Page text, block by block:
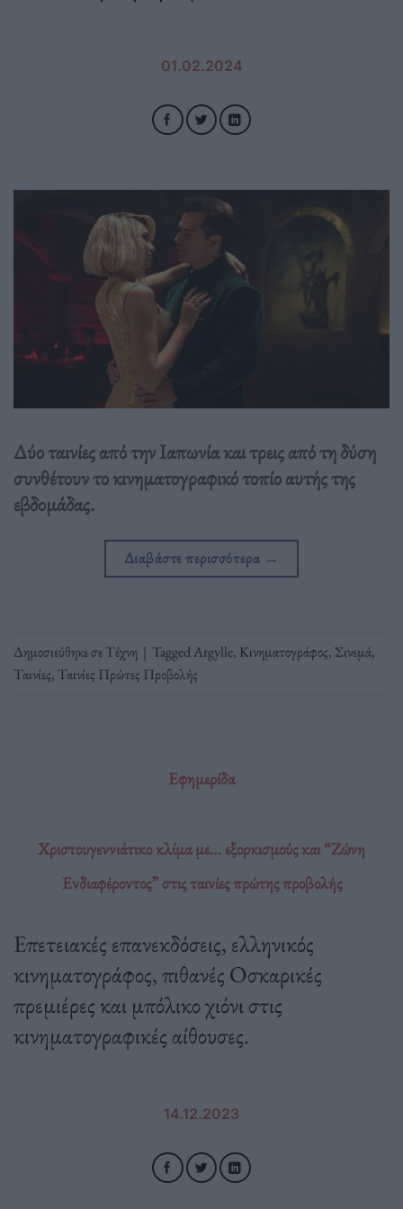
01.02.2024
Δύο ταινίες από την Ιαπωνία και τρεις από τη δύση
συνθέτουν το κινηματογραφικό τοπίο αυτής της
εβδομάδας.
Διαβάστε περισσότερα →
Δημοσιεύθηκε σεΤέχνη | TaggedArgylle, Κινηματογράφος, Σινεμά,
Ταινίες, Ταινίες Πρώτες Προβολής
Εφημερίδα
Χριστουγεννιάτικο κλίμα με… εξορκισμούς και “Ζώνη
Ενδιαφέροντος” στις ταινίες πρώτης προβολής
Επετειακές επανεκδόσεις, ελληνικός
κινηματογράφος, πιθανές Οσκαρικές
πρεμιέρες και μπόλικο χιόνι στις
κινηματογραφικές αίθουσες.
14.12.2023